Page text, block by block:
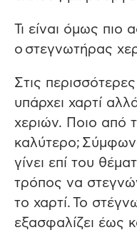
Τι είναι όμως πιο
ο στεγνωτήρας
Στις
υπάρχει χαρτί
χεριών. Ποιο από
καλύτερο;
γίνει επί του
τρόπος να
το χαρτί. Το
εξασφαλίζει έως